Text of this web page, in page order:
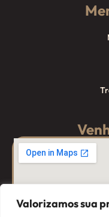
Valorizamos sua